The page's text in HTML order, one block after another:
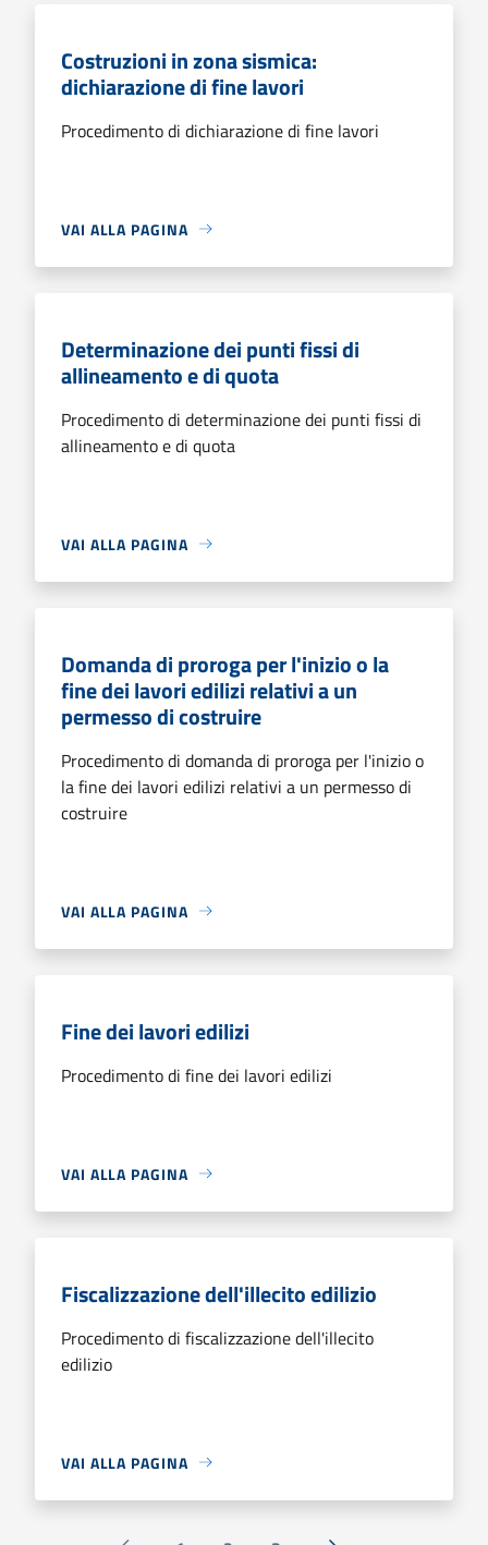
Costruzioni in zona sismica:
dichiarazione di fine lavori
Procedimento di dichiarazione di fine lavori
VAI ALLA PAGINA
Determinazione dei punti fissi di
allineamento e di quota
Procedimento di determinazione dei punti fissi di
allineamento e di quota
VAI ALLA PAGINA
Domanda di proroga per l'inizio o la
fine dei lavori edilizi relativi a un
permesso di costruire
Procedimento di domanda di proroga per l'inizio o
la fine dei lavori edilizi relativi a un permesso di
costruire
VAI ALLA PAGINA
Fine dei lavori edilizi
Procedimento di fine dei lavori edilizi
VAI ALLA PAGINA
Fiscalizzazione dell'illecito edilizio
Procedimento di fiscalizzazione dell'illecito
edilizio
VAI ALLA PAGINA